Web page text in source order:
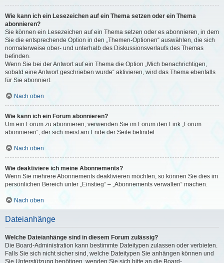
Wie kann ich ein Lesezeichen auf ein Thema setzen oder ein Thema
abonnieren?
Sie können ein Lesezeichen auf ein Thema setzen oder es abonnieren, in dem
Sie die entsprechende Option in den „Themen-Optionen“ auswählen, die sich
normalerweise ober- und unterhalb des Diskussionsverlaufs des Themas
befinden.
Wenn Sie bei der Antwort auf ein Thema die Option „Mich benachrichtigen,
sobald eine Antwort geschrieben wurde“ aktivieren, wird das Thema ebenfalls
für Sie abonniert.
Nach oben
Wie kann ich ein Forum abonnieren?
Um ein Forum zu abonnieren, verwenden Sie im Forum den Link „Forum
abonnieren“, der sich meist am Ende der Seite befindet.
Nach oben
Wie deaktiviere ich meine Abonnements?
Wenn Sie mehrere Abonnements deaktivieren möchten, so können Sie dies im
persönlichen Bereich unter „Einstieg“ – „Abonnements verwalten“ machen.
Nach oben
Dateianhänge
Welche Dateianhänge sind in diesem Forum zulässig?
Die Board-Administration kann bestimmte Dateitypen zulassen oder verbieten.
Falls Sie sich nicht sicher sind, welche Dateitypen Sie anhängen können und
Sie Unterstützung benötigen, wenden Sie sich bitte an die Board-